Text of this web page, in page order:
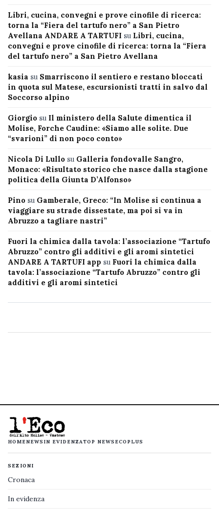
Libri, cucina, convegni e prove cinofile di ricerca:
torna la “Fiera del tartufo nero” a San Pietro
Avellana ANDARE A TARTUFI su Libri, cucina,
convegni e prove cinofile di ricerca: torna la “Fiera
del tartufo nero” a San Pietro Avellana
kasia su Smarriscono il sentiero e restano bloccati
in quota sul Matese, escursionisti tratti in salvo dal
Soccorso alpino
Giorgio su Il ministero della Salute dimentica il
Molise, Forche Caudine: «Siamo alle solite. Due
“svarioni” di non poco conto»
Nicola Di Lullo su Galleria fondovalle Sangro,
Monaco: «Risultato storico che nasce dalla stagione
politica della Giunta D’Alfonso»
Pino su Gamberale, Greco: “In Molise si continua a
viaggiare su strade dissestate, ma poi si va in
Abruzzo a tagliare nastri”
Fuori la chimica dalla tavola: l’associazione “Tartufo
Abruzzo” contro gli additivi e gli aromi sintetici
ANDARE A TARTUFI app su Fuori la chimica dalla
tavola: l’associazione “Tartufo Abruzzo” contro gli
additivi e gli aromi sintetici
HOMENEWS IN EVIDENZATOP NEWS ECOPLUS
SEZIONI
Cronaca
In evidenza